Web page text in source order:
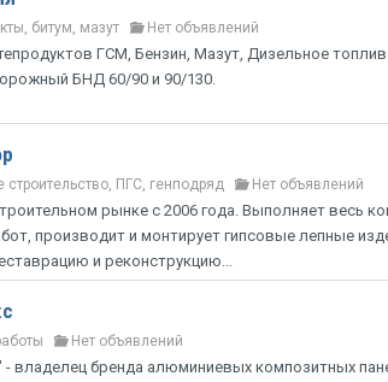
битум, мазут Нет объявлений
ГСМ, Бензин, Мазут, Дизельное
БНД 60/90 и 90/130.
строительство, ПГС, генподряд Нет объявлений
рынке с 2006 года. Выполняет весь
производит и монтирует гипсовые лепные
и реконструкцию...
Нет объявлений
владелец бренда алюминиевых композитных